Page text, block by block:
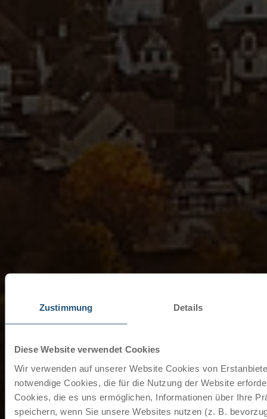
Zustimmung Details
Diese Website verwendet Cookies
Wir verwenden auf unserer Website Cookies von
notwendige Cookies, die für die Nutzung der Website
Cookies, die es uns ermöglichen, Informationen über Ihre
speichern, wenn Sie unsere Websites nutzen (z. B.